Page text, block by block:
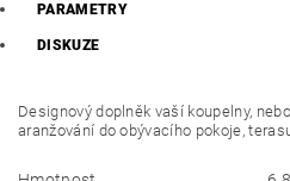
PARAMETRY
DISKUZE
Designový doplněk vaší koupelny,
aranžování do obývacího pokoje,